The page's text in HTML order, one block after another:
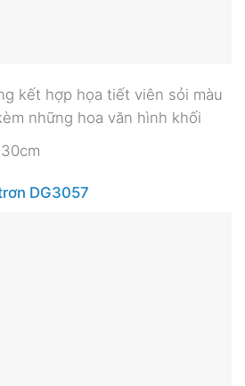
kết hợp họa tiết viên sỏi màu
những hoa văn hình khối
DG3057